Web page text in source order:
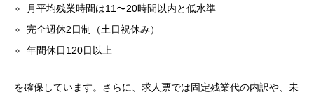
月平均残業時間は11〜20時間以内と低水準
完全週休2日制（土日祝休み）
年間休日120日以上
を確保しています。さらに、求人票では固定残業代の内訳や、未